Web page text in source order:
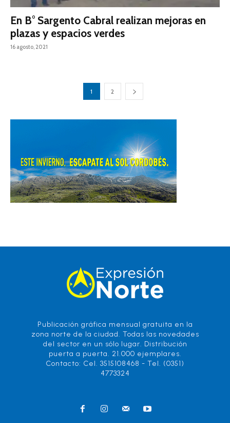
En B° Sargento Cabral realizan mejoras en
plazas y espacios verdes
16 agosto, 2021
1 2
Publicación gráfica mensual gratuita en la
zona norte de la ciudad. Todas las novedades
del sector en un sólo lugar. Distribución
puerta a puerta. 21.000 ejemplares.
Contacto: Cel. 3515108468 - Tel. (0351)
4773324